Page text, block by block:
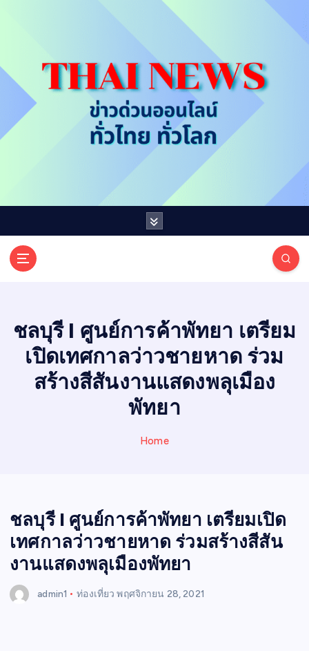
t
n
I
N
E
W
S
ชลบุรี I ศูนย์การค้าพัทยา เตรียม
เปิดเทศกาลว่าวชายหาด ร่วม
สร้างสีสันงานแสดงพลุเมือง
พัทยา
Home
ชลบุรี I ศูนย์การค้าพัทยา เตรียมเปิด
เทศกาลว่าวชายหาด ร่วมสร้างสีสัน
งานแสดงพลุเมืองพัทยา
admin1 ท่องเที่ยว พฤศจิกายน 28, 2021